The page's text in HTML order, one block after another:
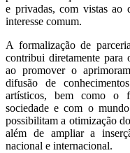
e privadas, com vistas ao
interesse comum.
A formalização de
contribui diretamente
ao promover o
difusão de
artísticos, bem como o
sociedade e com o
possibilitam a otimização
além de ampliar a
nacional e internacional.